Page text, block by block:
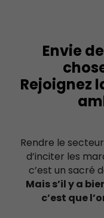
Envie
Rejoignez
Rendre le
d’inciter les
Mais s’il y a
c’est que